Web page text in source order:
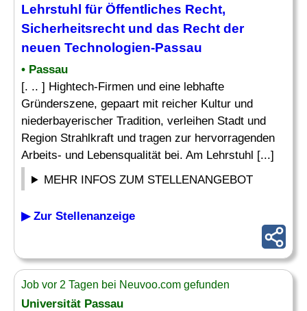
Lehrstuhl für Öffentliches Recht,
Sicherheitsrecht und das Recht der
neuen Technologien-Passau
• Passau
[. .. ] Hightech-Firmen und eine lebhafte
Gründerszene, gepaart mit reicher Kultur und
niederbayerischer Tradition, verleihen Stadt und
Region Strahlkraft und tragen zur hervorragenden
Arbeits- und Lebensqualität bei. Am Lehrstuhl [...]
MEHR INFOS ZUM STELLENANGEBOT
▶ Zur Stellenanzeige
Job vor 2 Tagen bei Neuvoo.com gefunden
Universität Passau